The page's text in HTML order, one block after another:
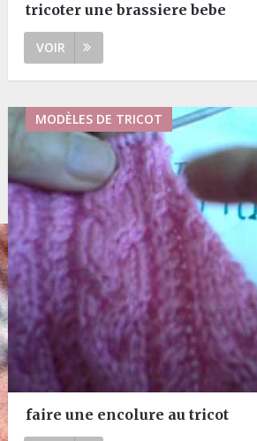
tricoter une brassiere bebe
VOIR
MODÈLES DE TRICOT
faire une encolure au tricot